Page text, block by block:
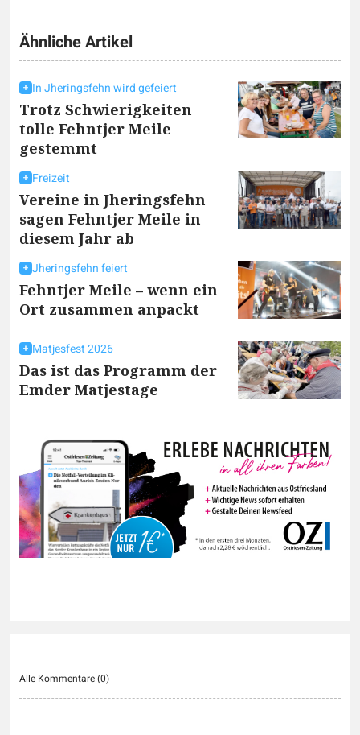
Ähnliche Artikel
In Jheringsfehn wird gefeiert
Trotz Schwierigkeiten
tolle Fehntjer Meile
gestemmt
Freizeit
Vereine in Jheringsfehn
sagen Fehntjer Meile in
diesem Jahr ab
Jheringsfehn feiert
Fehntjer Meile – wenn ein
Ort zusammen anpackt
Matjesfest 2026
Das ist das Programm der
Emder Matjestage
Alle Kommentare (0)